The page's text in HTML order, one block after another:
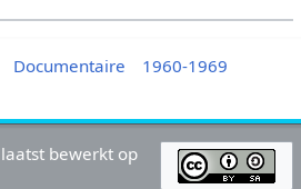
Documentaire
1960-1969
bewerkt op